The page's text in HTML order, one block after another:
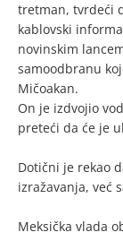
tretman, tvrdeći
kablovski
novinskim
samoodbranu
Mičoakan.
On je izdvojio
preteći da će je
Dotični je rekao
izražavanja, već
Meksička vlada